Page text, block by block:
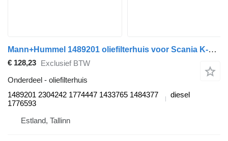
Mann+Hummel 1489201 oliefilterhuis voor Scania K-Series (2016-) vrachtwagen
€ 128,23 Exclusief BTW
Onderdeel - oliefilterhuis
1489201 2304242 1774447 1433765 1484377
1776593
diesel
Estland, Tallinn